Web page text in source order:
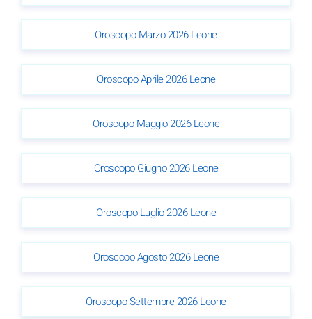
Oroscopo Marzo 2026 Leone
Oroscopo Aprile 2026 Leone
Oroscopo Maggio 2026 Leone
Oroscopo Giugno 2026 Leone
Oroscopo Luglio 2026 Leone
Oroscopo Agosto 2026 Leone
Oroscopo Settembre 2026 Leone